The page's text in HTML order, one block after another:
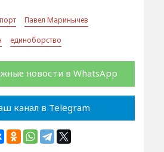
Павел Маринычев
единоборство
новости в WhatsApp
канал в Telegram